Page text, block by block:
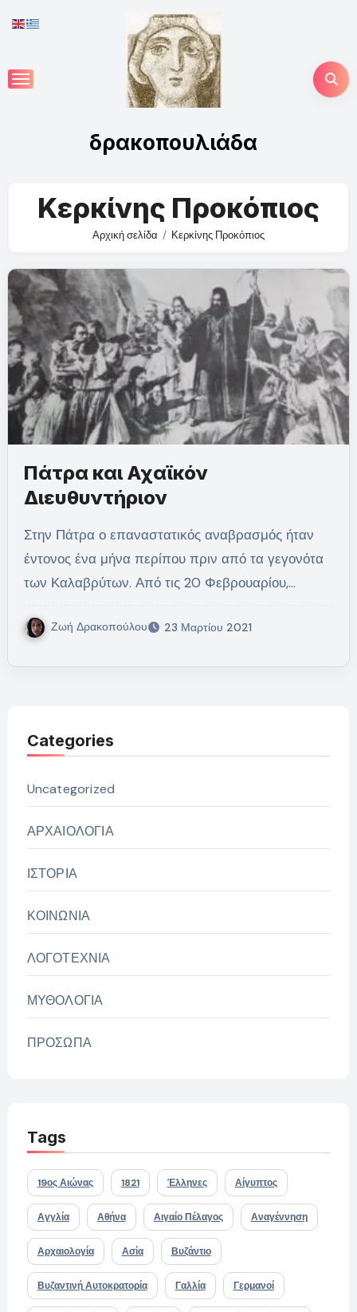
to
δρακοπουλιάδα
Κερκίνης Προκόπιος
Αρχική σελίδα Κερκίνης Προκόπιος
Πάτρα και Αχαϊκόν
Διευθυντήριον
Στην Πάτρα ο επαναστατικός αναβρασμός ήταν
έντονος ένα μήνα περίπου πριν από τα γεγονότα
των Καλαβρύτων. Από τις 20 Φεβρουαρίου,…
Ζωή Δρακοπούλου 23 Μαρτίου 2021
Categories
Uncategorized
ΑΡΧΑΙΟΛΟΓΙΑ
ΙΣΤΟΡΙΑ
ΚΟΙΝΩΝΙΑ
ΛΟΓΟΤΕΧΝΙΑ
ΜΥΘΟΛΟΓΙΑ
ΠΡΟΣΩΠΑ
Tags
19ος Αιώνας 1821 Έλληνες Αίγυπτος
Αγγλία Αθήνα Αιγαίο Πέλαγος Αναγέννηση
Αρχαιολογία Ασία Βυζάντιο
Βυζαντινή Αυτοκρατορία Γαλλία Γερμανοί